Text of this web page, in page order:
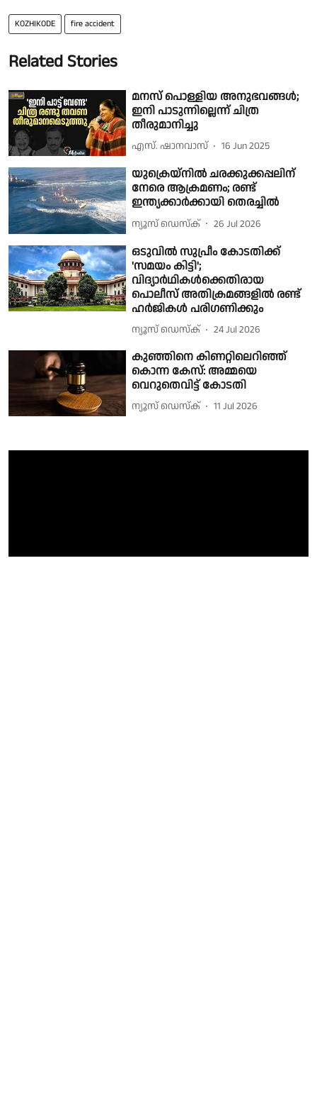
KOZHIKODE fire accident
Related Stories
മനസ് പൊള്ളിയ അനുഭവങ്ങള്‍;
ഇനി പാടുന്നില്ലെന്ന് ചിത്ര
തീരുമാനിച്ചു
എസ്. ഷാനവാസ് 16 Jun 2025
യുക്രെയ്നിൽ ചരക്കുക്കപ്പലിന്
നേരെ ആക്രമണം; രണ്ട്
ഇന്ത്യക്കാർക്കായി തെരച്ചിൽ
ന്യൂസ് ഡെസ്ക് 26 Jul 2026
ഒടുവില്‍ സുപ്രീം കോടതിക്ക്
'സമയം കിട്ടി';
വിദ്യാര്‍ഥികള്‍ക്കെതിരായ
പൊലീസ് അതിക്രമങ്ങളില്‍ രണ്ട്
ഹര്‍ജികള്‍ പരിഗണിക്കും
ന്യൂസ് ഡെസ്ക് 24 Jul 2026
കുഞ്ഞിനെ കിണറ്റിലെറിഞ്ഞ്
കൊന്ന കേസ്: അമ്മയെ
വെറുതെവിട്ട് കോടതി
ന്യൂസ് ഡെസ്ക് 11 Jul 2026